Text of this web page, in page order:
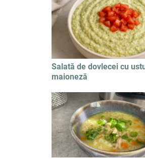
Salată de dovlecei cu
maioneză